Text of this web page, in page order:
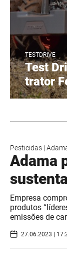
TESTDRIVE
Test
trator
Pesticidas |
Adama
Empresa
produtos
emissões de
27.06.2023 |